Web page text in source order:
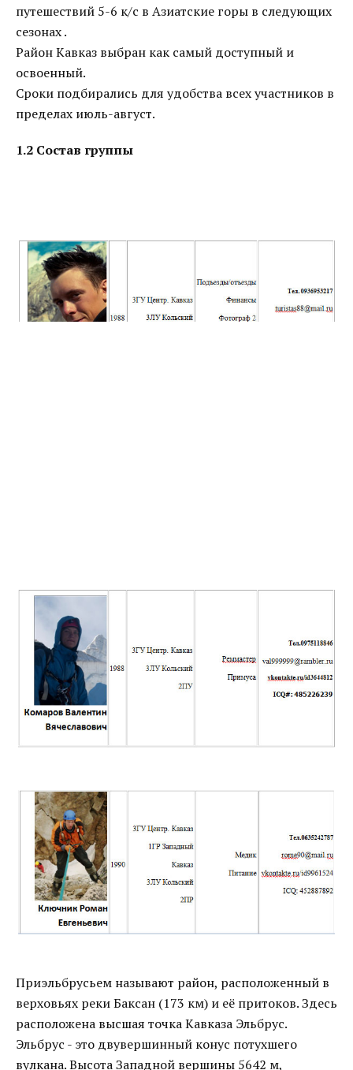
путешествий 5-6 к/с в Азиатские горы в следующих
сезонах .
Район Кавказ выбран как самый доступный и
освоенный.
Сроки подбирались для удобства всех участников в
пределах июль-август.
1.2 Состав группы
Приэльбрусьем называют район, расположенный в
верховьях реки Баксан (173 км) и её притоков. Здесь
расположена высшая точка Кавказа Эльбрус.
Эльбрус - это двувершинный конус потухшего
вулкана. Высота Западной вершины 5642 м,